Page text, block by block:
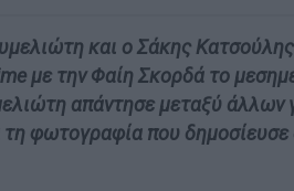
και ο Σάκης
με την Φαίη Σκορδά το
απάντησε μεταξύ άλλων
τη φωτογραφία που δημοσίευσε